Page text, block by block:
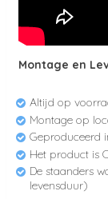
Montage en
Altijd op
Montage op
Geproduceerd
Het product is
De staanders
levensduur)